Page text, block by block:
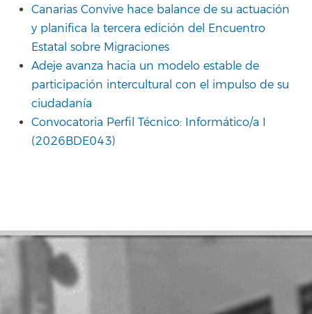
Canarias Convive hace balance de su actuación
y planifica la tercera edición del Encuentro
Estatal sobre Migraciones
Adeje avanza hacia un modelo estable de
participación intercultural con el impulso de su
ciudadanía
Convocatoria Perfil Técnico: Informático/a I
(2026BDE043)